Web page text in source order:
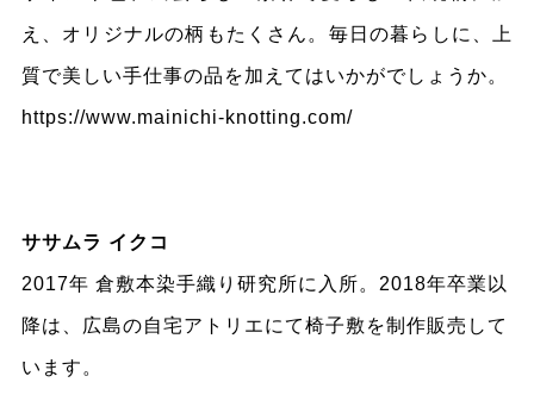
え、オリジナルの柄もたくさん。毎日の暮らしに、上
質で美しい手仕事の品を加えてはいかがでしょうか。
https://www.mainichi-knotting.com/
ササムラ イクコ
2017年 倉敷本染手織り研究所に入所。2018年卒業以
降は、広島の自宅アトリエにて椅子敷を制作販売して
います。